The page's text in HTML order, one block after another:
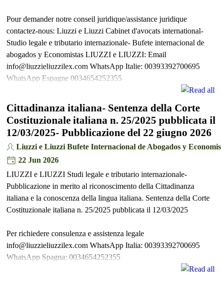
Pour demander notre conseil juridique/assistance juridique
contactez-nous: Liuzzi e Liuzzi Cabinet d'avocats international-
Studio legale e tributario internazionale- Bufete internacional de
abogados y Economistas LIUZZI e LIUZZI: Email
info@liuzzieliuzzilex.com WhatsApp Italie: 00393392700695
WhatsApp Espagne 0034654252355
Cittadinanza italiana- Sentenza della Corte
Costituzionale italiana n. 25/2025 pubblicata il
12/03/2025- Pubblicazione del 22 giugno 2026
Liuzzi e Liuzzi Bufete Internacional de Abogados y
22 Jun 2026
LIUZZI e LIUZZI Studi legale e tributario internazionale-
Pubblicazione in merito al riconoscimento della Cittadinanza
italiana e la conoscenza della lingua italiana. Sentenza della Corte
Costituzionale italiana n. 25/2025 pubblicata il 12/03/2025
Per richiedere consulenza e assistenza legale
info@liuzzieliuzzilex.com WhatsApp Italia: 00393392700695
WhatsApp Spagna: 0034654252355